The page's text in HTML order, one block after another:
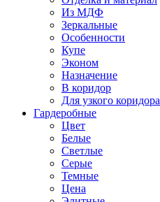
Из МДФ
Зеркальные
Особенности
Купе
Эконом
Назначение
В коридор
Для узкого коридора
Гардеробные
Цвет
Белые
Светлые
Серые
Темные
Цена